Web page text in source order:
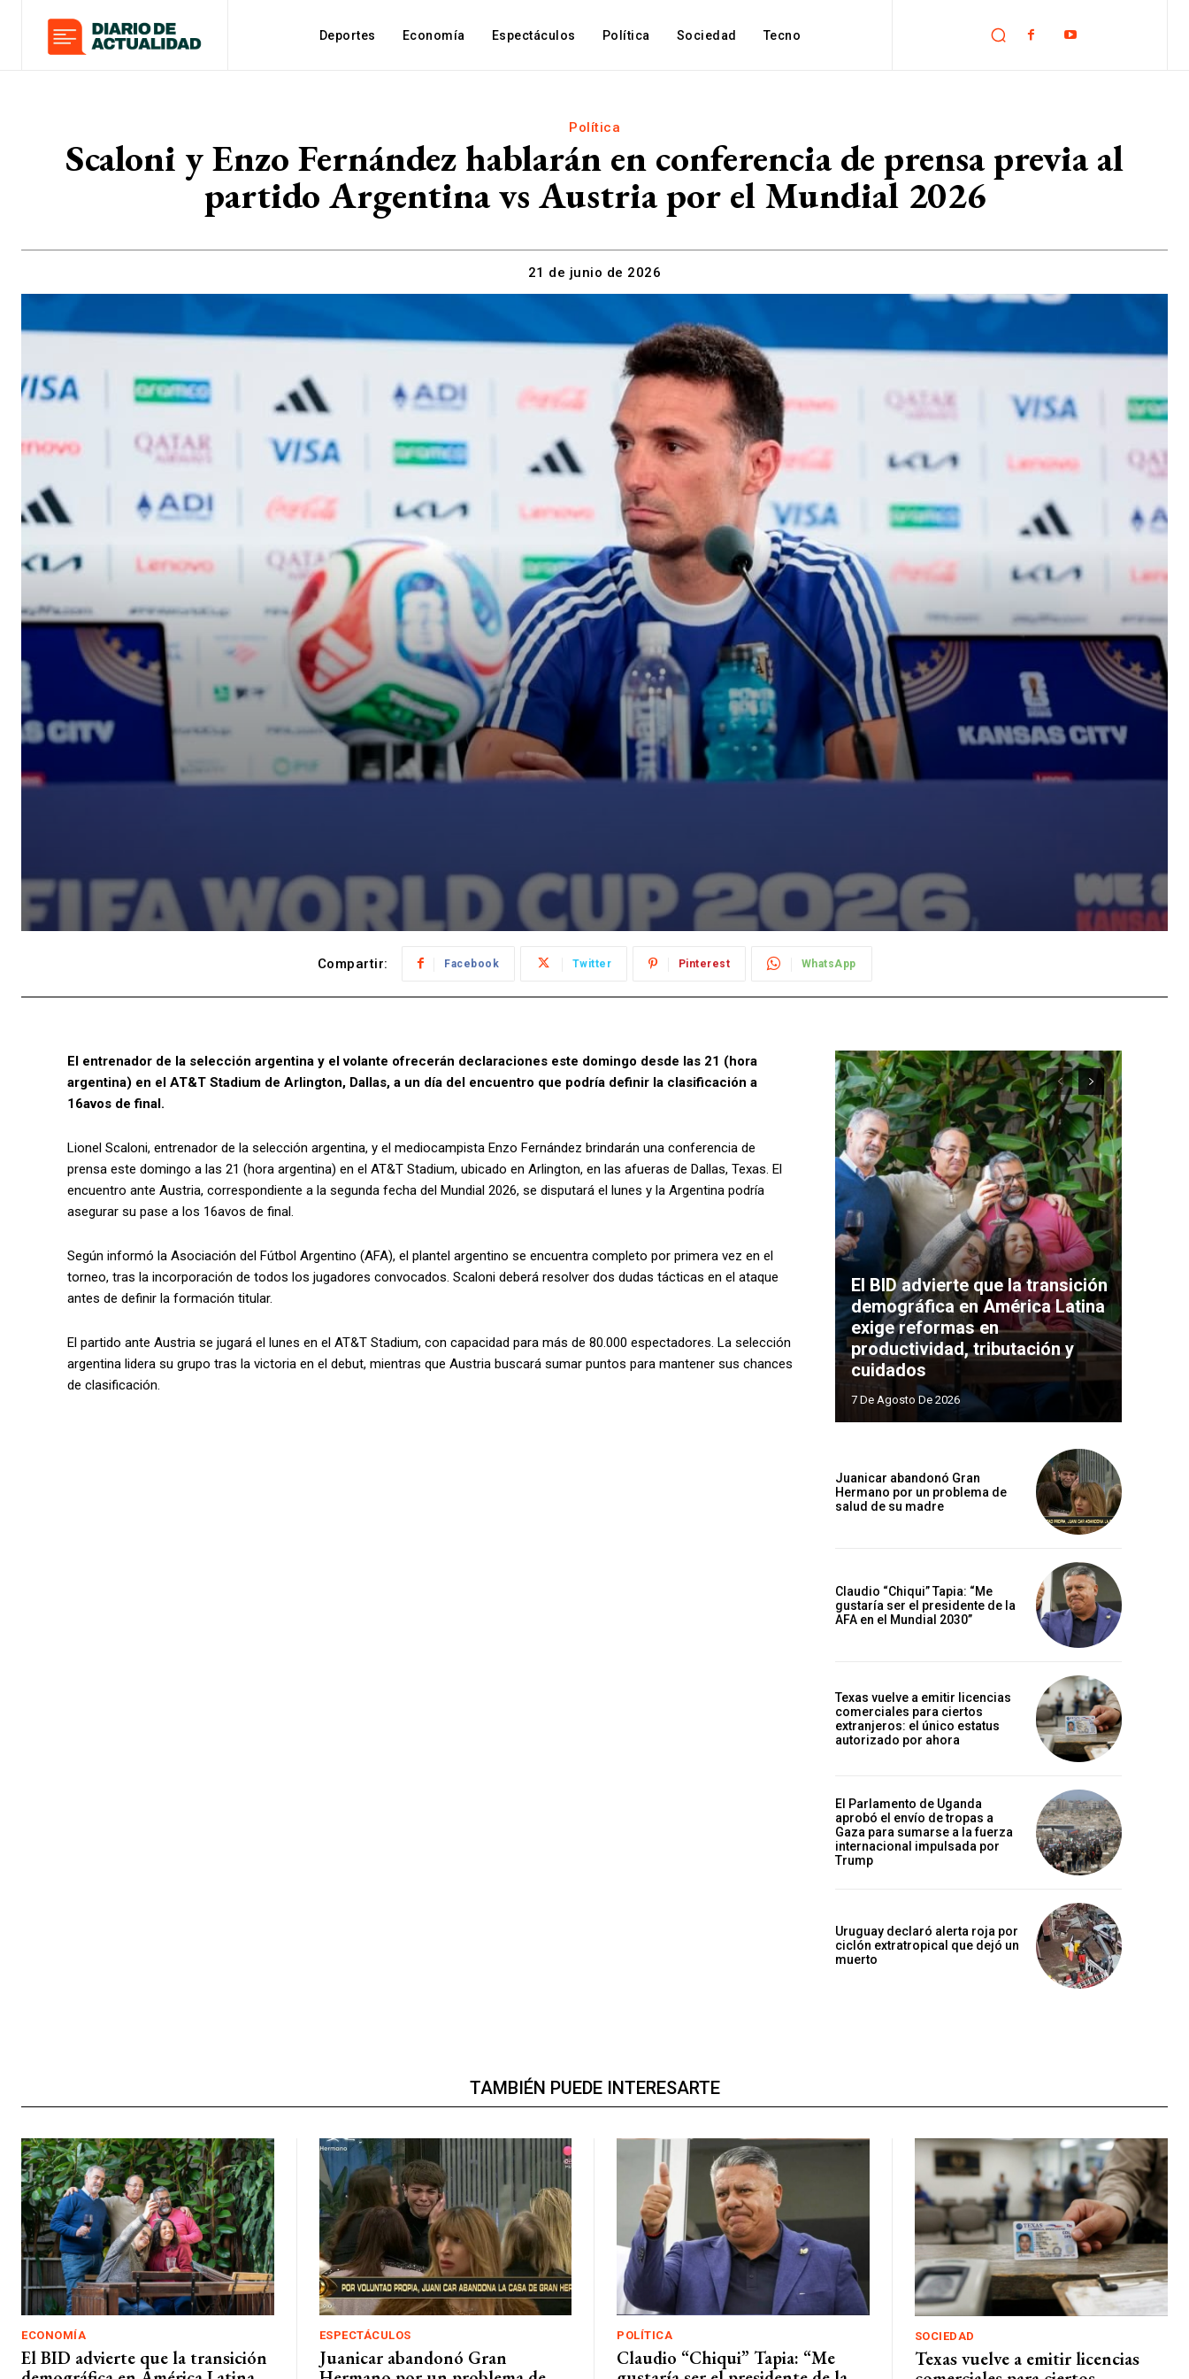
Deportes Economía Espectáculos Política Sociedad Tecno
Política
Scaloni y Enzo Fernández hablarán en conferencia de prensa previa al
partido Argentina vs Austria por el Mundial 2026
21 de junio de 2026
Compartir: Facebook Twitter Pinterest WhatsApp
El entrenador de la selección argentina y el volante ofrecerán declaraciones este domingo desde las 21 (hora
argentina) en el AT&T Stadium de Arlington, Dallas, a un día del encuentro que podría definir la clasificación a
16avos de final.
Lionel Scaloni, entrenador de la selección argentina, y el mediocampista Enzo Fernández brindarán una conferencia de
prensa este domingo a las 21 (hora argentina) en el AT&T Stadium, ubicado en Arlington, en las afueras de Dallas, Texas. El
encuentro ante Austria, correspondiente a la segunda fecha del Mundial 2026, se disputará el lunes y la Argentina podría
asegurar su pase a los 16avos de final.
Según informó la Asociación del Fútbol Argentino (AFA), el plantel argentino se encuentra completo por primera vez en el
torneo, tras la incorporación de todos los jugadores convocados. Scaloni deberá resolver dos dudas tácticas en el ataque
antes de definir la formación titular.
El partido ante Austria se jugará el lunes en el AT&T Stadium, con capacidad para más de 80.000 espectadores. La selección
argentina lidera su grupo tras la victoria en el debut, mientras que Austria buscará sumar puntos para mantener sus chances
de clasificación.
El BID advierte que la transición
demográfica en América Latina
exige reformas en
productividad, tributación y
cuidados
7 De Agosto De 2026
Juanicar abandonó Gran
Hermano por un problema de
salud de su madre
Claudio “Chiqui” Tapia: “Me
gustaría ser el presidente de la
AFA en el Mundial 2030”
Texas vuelve a emitir licencias
comerciales para ciertos
extranjeros: el único estatus
autorizado por ahora
El Parlamento de Uganda
aprobó el envío de tropas a
Gaza para sumarse a la fuerza
internacional impulsada por
Trump
Uruguay declaró alerta roja por
ciclón extratropical que dejó un
muerto
TAMBIÉN PUEDE INTERESARTE
ECONOMÍA
El BID advierte que la transición
ESPECTÁCULOS
Juanicar abandonó Gran
POLÍTICA
Claudio “Chiqui” Tapia: “Me
SOCIEDAD
Texas vuelve a emitir licencias